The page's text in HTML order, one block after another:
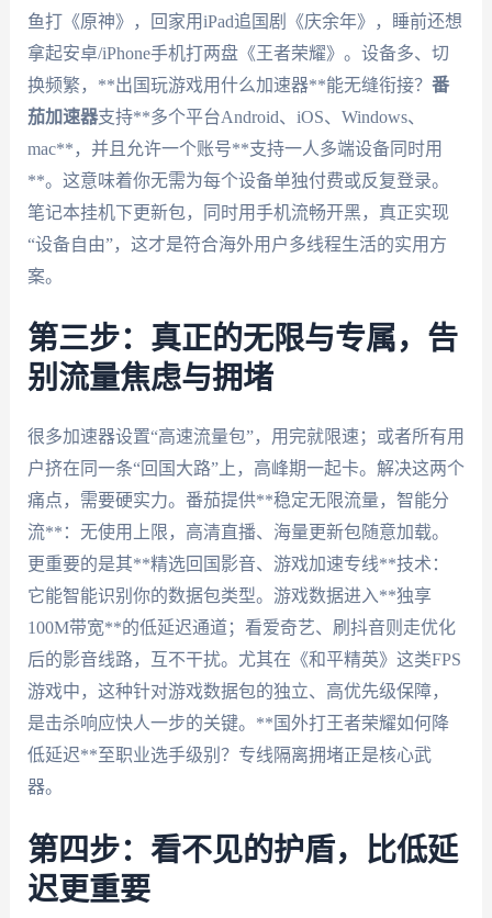
鱼打《原神》，回家用iPad追国剧《庆余年》，睡前还想
拿起安卓/iPhone手机打两盘《王者荣耀》。设备多、切
换频繁，**出国玩游戏用什么加速器**能无缝衔接？ 番
茄加速器支持**多个平台Android、iOS、Windows、
mac**，并且允许一个账号**支持一人多端设备同时用
**。这意味着你无需为每个设备单独付费或反复登录。
笔记本挂机下更新包，同时用手机流畅开黑，真正实现
“设备自由”，这才是符合海外用户多线程生活的实用方
案。
第三步：真正的无限与专属，告
别流量焦虑与拥堵
很多加速器设置“高速流量包”，用完就限速；或者所有用
户挤在同一条“回国大路”上，高峰期一起卡。解决这两个
痛点，需要硬实力。番茄提供**稳定无限流量，智能分
流**：无使用上限，高清直播、海量更新包随意加载。
更重要的是其**精选回国影音、游戏加速专线**技术：
它能智能识别你的数据包类型。游戏数据进入**独享
100M带宽**的低延迟通道；看爱奇艺、刷抖音则走优化
后的影音线路，互不干扰。尤其在《和平精英》这类FPS
游戏中，这种针对游戏数据包的独立、高优先级保障，
是击杀响应快人一步的关键。**国外打王者荣耀如何降
低延迟**至职业选手级别？专线隔离拥堵正是核心武
器。
第四步：看不见的护盾，比低延
迟更重要